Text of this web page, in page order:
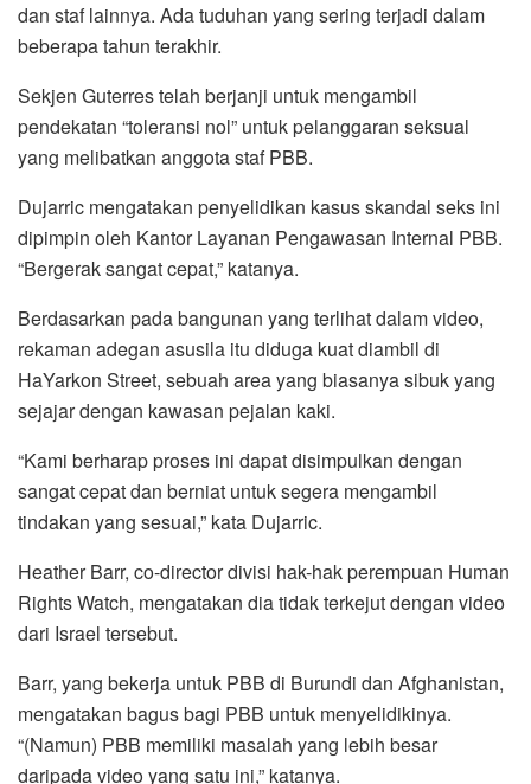
dan staf lainnya. Ada tuduhan yang sering terjadi dalam
beberapa tahun terakhir.
Sekjen Guterres telah berjanji untuk mengambil
pendekatan “toleransi nol” untuk pelanggaran seksual
yang melibatkan anggota staf PBB.
Dujarric mengatakan penyelidikan kasus skandal seks ini
dipimpin oleh Kantor Layanan Pengawasan Internal PBB.
“Bergerak sangat cepat,” katanya.
Berdasarkan pada bangunan yang terlihat dalam video,
rekaman adegan asusila itu diduga kuat diambil di
HaYarkon Street, sebuah area yang biasanya sibuk yang
sejajar dengan kawasan pejalan kaki.
“Kami berharap proses ini dapat disimpulkan dengan
sangat cepat dan berniat untuk segera mengambil
tindakan yang sesuai,” kata Dujarric.
Heather Barr, co-director divisi hak-hak perempuan Human
Rights Watch, mengatakan dia tidak terkejut dengan video
dari Israel tersebut.
Barr, yang bekerja untuk PBB di Burundi dan Afghanistan,
mengatakan bagus bagi PBB untuk menyelidikinya.
“(Namun) PBB memiliki masalah yang lebih besar
daripada video yang satu ini,” katanya.